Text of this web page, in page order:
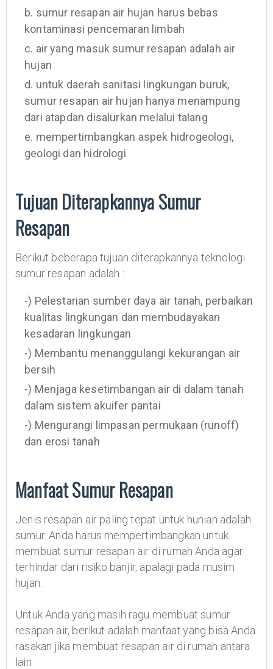
b. sumur resapan air hujan harus bebas
kontaminasi pencemaran limbah
c. air yang masuk sumur resapan adalah air
hujan
d. untuk daerah sanitasi lingkungan buruk,
sumur resapan air hujan hanya menampung
dari atapdan disalurkan melalui talang
e. mempertimbangkan aspek hidrogeologi,
geologi dan hidrologi
Tujuan Diterapkannya Sumur
Resapan
Berikut beberapa tujuan diterapkannya teknologi
sumur resapan adalah :
-) Pelestarian sumber daya air tanah, perbaikan
kualitas lingkungan dan membudayakan
kesadaran lingkungan
-) Membantu menanggulangi kekurangan air
bersih
-) Menjaga kesetimbangan air di dalam tanah
dalam sistem akuifer pantai
-) Mengurangi limpasan permukaan (runoff)
dan erosi tanah
Manfaat Sumur Resapan
Jenis resapan air paling tepat untuk hunian adalah
sumur. Anda harus mempertimbangkan untuk
membuat sumur resapan air di rumah Anda agar
terhindar dari risiko banjir, apalagi pada musim
hujan.
Untuk Anda yang masih ragu membuat sumur
resapan air, berikut adalah manfaat yang bisa Anda
rasakan jika membuat resapan air di rumah antara
lain :